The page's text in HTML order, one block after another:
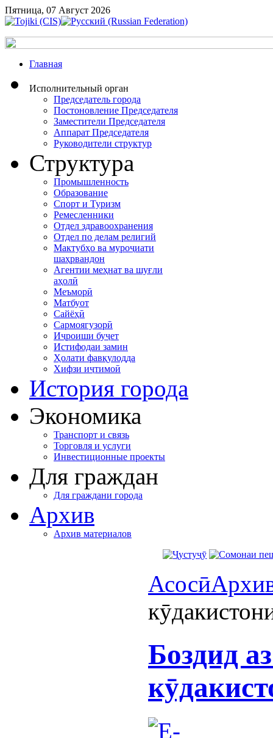
Пятница, 07 Август 2026
Главная
Исполнительный орган
Председатель города
Постоновление Председателя
Заместители Председателя
Аппарат Председателя
Руководители структур
Структура
Промышленность
Образование
Спорт и Туризм
Ремесленники
Отдел здравоохранения
Отдел по делам религий
Мактубҳо ва муроҷиати
шаҳрвандон
Агентии меҳнат ва шуғли
аҳолӣ
Меъморӣ
Матбуот
Сайёҳӣ
Сармоягузорӣ
Иҷроиши буҷет
Истифодаи замин
Ҳолати фавқулодда
Хифзи иҷтимоӣ
История города
Экономика
Транспорт и связь
Торговля и услуги
Инвестиционные проекты
Для граждан
Для граждани города
Архив
Архив материалов
Асосӣ
Боздид